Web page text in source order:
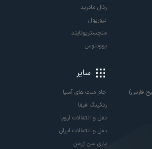
رئال مادرید
لیورپول
منچستریونایتد
یوونتوس
فارس)
سایر
جام ملت های آسیا
رنکینگ فیفا
نقل و انتقالات اروپا
نقل و انتقالات ایران
پاری سن ژرمن